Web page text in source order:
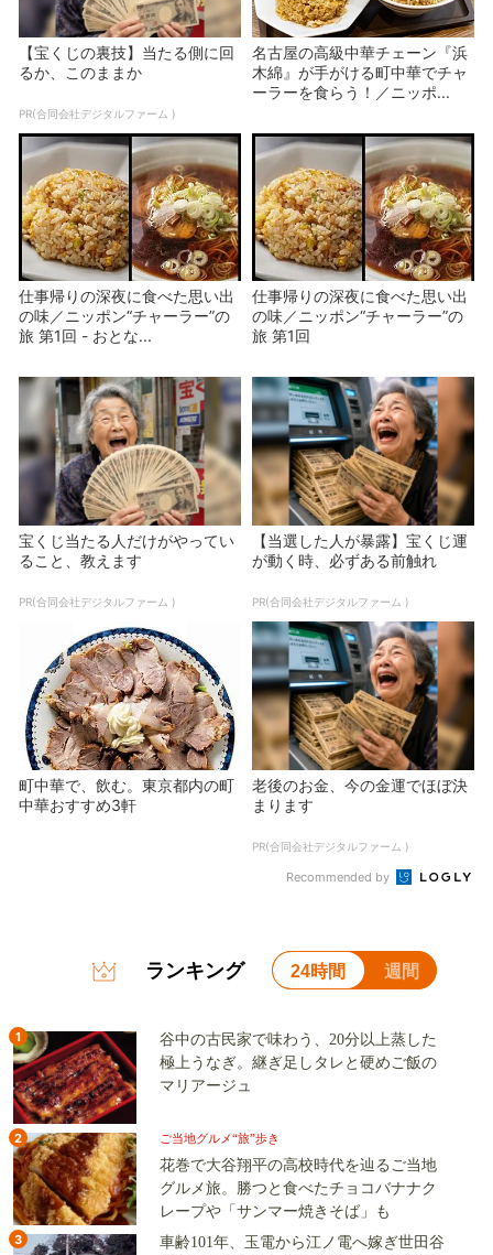
【宝くじの裏技】当たる側に回
るか、このままか
PR(合同会社デジタルファーム )
名古屋の高級中華チェーン『浜
木綿』が手がける町中華でチャ
ーラーを食らう！／ニッポ...
仕事帰りの深夜に食べた思い出
の味／ニッポン“チャーラー”の
旅 第1回 - おとな...
仕事帰りの深夜に食べた思い出
の味／ニッポン“チャーラー”の
旅 第1回
宝くじ当たる人だけがやってい
ること、教えます
PR(合同会社デジタルファーム )
【当選した人が暴露】宝くじ運
が動く時、必ずある前触れ
PR(合同会社デジタルファーム )
町中華で、飲む。東京都内の町
中華おすすめ3軒
老後のお金、今の金運でほぼ決
まります
PR(合同会社デジタルファーム )
Recommended by
ランキング 24時間 週間
1
谷中の古民家で味わう、20分以上蒸した
極上うなぎ。継ぎ足しタレと硬めご飯の
マリアージュ
2 ご当地グルメ“旅”歩き
花巻で大谷翔平の高校時代を辿るご当地
グルメ旅。勝つと食べたチョコバナナク
レープや「サンマー焼きそば」も
3
車齢101年、玉電から江ノ電へ嫁ぎ世田谷